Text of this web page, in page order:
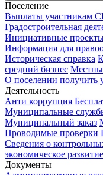
Поселение
Выплаты участникам
Градостроительная
Инициативные
Информация для
Историческая справка
средний бизнес
О поселении получить
Деятельность
Анти коррупция
Муниципальные
Муниципальный заказ
Проводимые проверки
Сведения о
экономическое развитие
Документы